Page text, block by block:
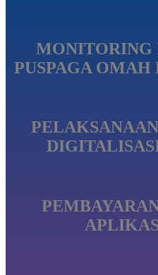
MONITORING
PUSPAGA